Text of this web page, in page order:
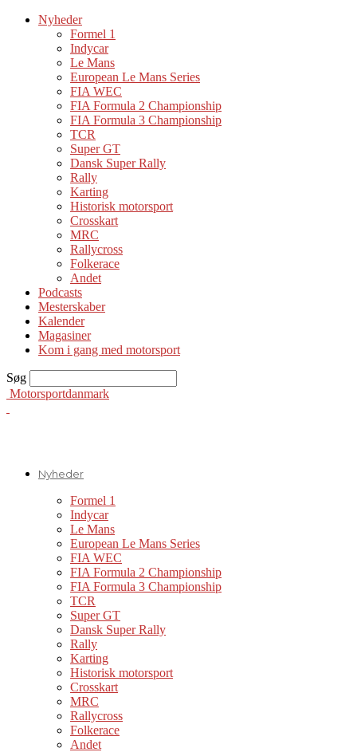
Nyheder
Formel 1
Indycar
Le Mans
European Le Mans Series
FIA WEC
FIA Formula 2 Championship
FIA Formula 3 Championship
TCR
Super GT
Dansk Super Rally
Rally
Karting
Historisk motorsport
Crosskart
MRC
Rallycross
Folkerace
Andet
Podcasts
Mesterskaber
Kalender
Magasiner
Kom i gang med motorsport
Søg
Motorsportdanmark
Nyheder
Formel 1
Indycar
Le Mans
European Le Mans Series
FIA WEC
FIA Formula 2 Championship
FIA Formula 3 Championship
TCR
Super GT
Dansk Super Rally
Rally
Karting
Historisk motorsport
Crosskart
MRC
Rallycross
Folkerace
Andet